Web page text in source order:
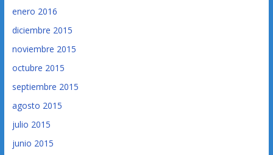
enero 2016
diciembre 2015
noviembre 2015
octubre 2015
septiembre 2015
agosto 2015
julio 2015
junio 2015